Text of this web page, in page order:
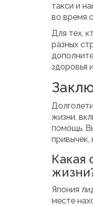
такси и
во время
Для тех,
разных
здоровья
жизни,
помощь.
привычек,
Какая
Япония
месте